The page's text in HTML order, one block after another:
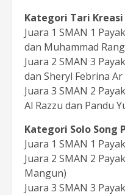
Kategori Tari Kreasi
Juara 1 SMAN 1
dan Muhammad
Juara 2 SMAN 3
dan Sheryl Febrina Ar
Juara 3 SMAN 2
Al Razzu dan Pandu
Kategori Solo Song
Juara 1 SMAN 1
Juara 2 SMAN 2
Mangun)
Juara 3 SMAN 3